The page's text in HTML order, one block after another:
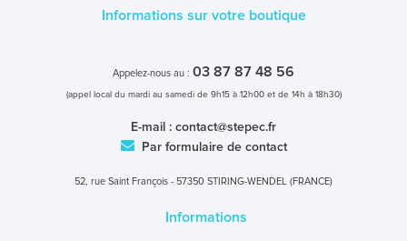
Informations sur votre boutique
Appelez-nous au : 03 87 87 48 56
(appel local du mardi au samedi de 9h15 à 12h00 et de 14h à 18h30)
E-mail : contact@stepec.fr
Par formulaire de contact
52, rue Saint François - 57350 STIRING-WENDEL (FRANCE)
Informations